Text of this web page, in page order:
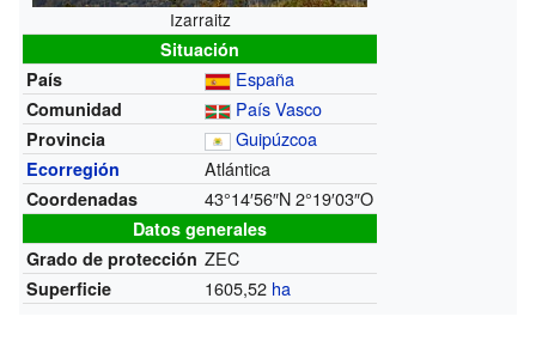
Izarraitz
Situación
País
España
Comunidad País Vasco
Provincia Guipúzcoa
Ecorregión Atlántica
Coordenadas 43°14′56″N2°19′03″O
Datos generales
Grado de protección ZEC
Superficie 1605,52 ha